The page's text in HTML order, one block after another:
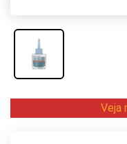
Veja